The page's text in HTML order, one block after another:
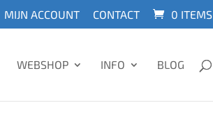
MIJN ACCOUNT CONTACT 0 ITEMS
WEBSHOP INFO BLOG